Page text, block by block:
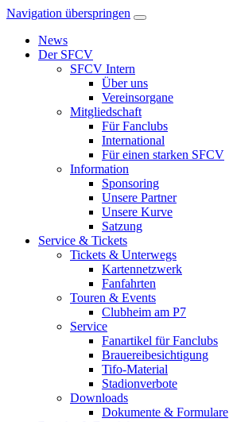
Navigation überspringen
News
Der SFCV
SFCV Intern
Über uns
Vereinsorgane
Mitgliedschaft
Für Fanclubs
International
Für einen starken SFCV
Information
Sponsoring
Unsere Partner
Unsere Kurve
Satzung
Service & Tickets
Tickets & Unterwegs
Kartennetzwerk
Fanfahrten
Touren & Events
Clubheim am P7
Service
Fanartikel für Fanclubs
Brauereibesichtigung
Tifo-Material
Stadionverbote
Downloads
Dokumente & Formulare